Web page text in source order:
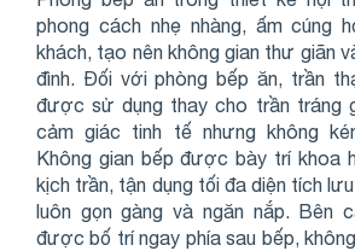
phong cách nhẹ nhàng, ấm cúng
khách, tạo nên không gian thư giãn
đình. Đối với phòng bếp ăn, trần
được sử dụng thay cho trần tráng
cảm giác tinh tế nhưng không
Không gian bếp được bày trí khoa
kịch trần, tận dụng tối đa diện tích
luôn gọn gàng và ngăn nắp. Bên
được bố trí ngay phía sau bếp,